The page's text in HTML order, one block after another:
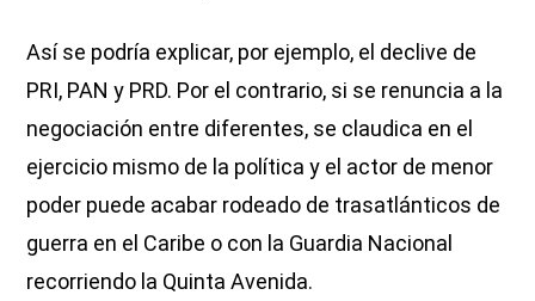
Así se podría explicar, por ejemplo, el declive de
PRI, PAN y PRD. Por el contrario, si se renuncia a la
negociación entre diferentes, se claudica en el
ejercicio mismo de la política y el actor de menor
poder puede acabar rodeado de trasatlánticos de
guerra en el Caribe o con la Guardia Nacional
recorriendo la Quinta Avenida.